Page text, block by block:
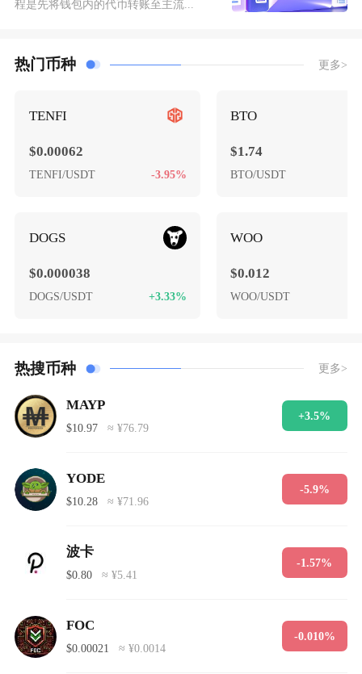
程是先将钱包内的代币转账至主流...
热门币种 更多>
TENFI
$0.00062
TENFI/USDT -3.95%
DOGS
$0.000038
DOGS/USDT +3.33%
BTO
$1.74
BTO/USDT
WOO
$0.012
WOO/USDT
热搜币种 更多>
MAYP
$10.97 ≈ ¥76.79
+3.5%
YODE
$10.28 ≈ ¥71.96
-5.9%
波卡
$0.80 ≈ ¥5.41
-1.57%
FOC
$0.00021 ≈ ¥0.0014
-0.010%